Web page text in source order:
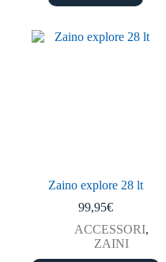
Zaino explore 28 lt
99,95€
ACCESSORI,
ZAINI